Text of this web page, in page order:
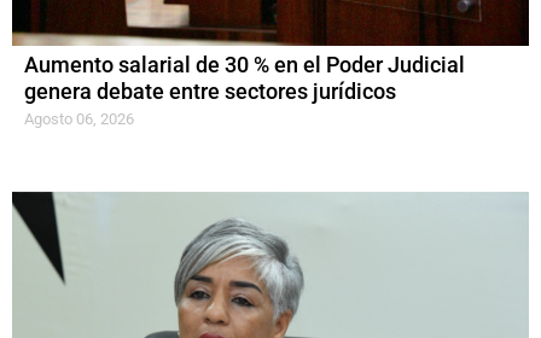
Aumento salarial de 30 % en el Poder Judicial
genera debate entre sectores jurídicos
Agosto 06, 2026